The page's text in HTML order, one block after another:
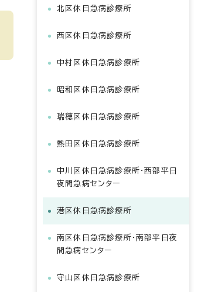
北区休日急病診療所
西区休日急病診療所
中村区休日急病診療所
昭和区休日急病診療所
瑞穂区休日急病診療所
熱田区休日急病診療所
中川区休日急病診療所・西部平日
夜間急病センター
港区休日急病診療所
南区休日急病診療所・南部平日夜
間急病センター
守山区休日急病診療所